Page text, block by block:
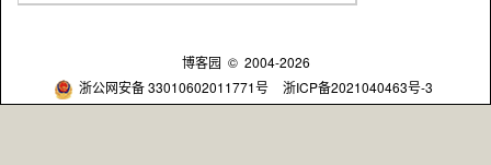
博客园 © 2004-2026
浙公网安备 33010602011771号
浙ICP备2021040463号-3